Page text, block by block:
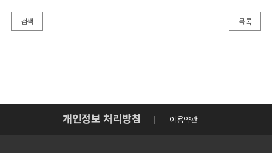
검색 목록
개인정보 처리방침 이용약관